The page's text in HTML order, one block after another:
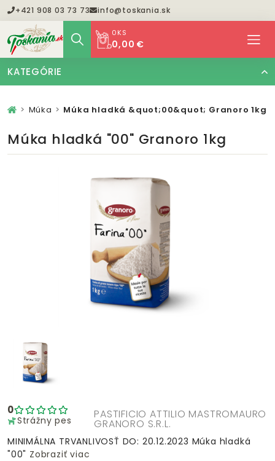
+421 908 03 73 73 info@toskania.sk
0KS
0,00 €
KATEGÓRIE
Múka Múka hladká &quot;00&quot; Granoro 1kg
Múka hladká "00" Granoro 1kg
0
Strážny pes PASTIFICIO ATTILIO MASTROMAURO
GRANORO S.R.L.
MINIMÁLNA TRVANLIVOSŤ DO: 20.12.2023 Múka hladká
"00" Zobraziť viac